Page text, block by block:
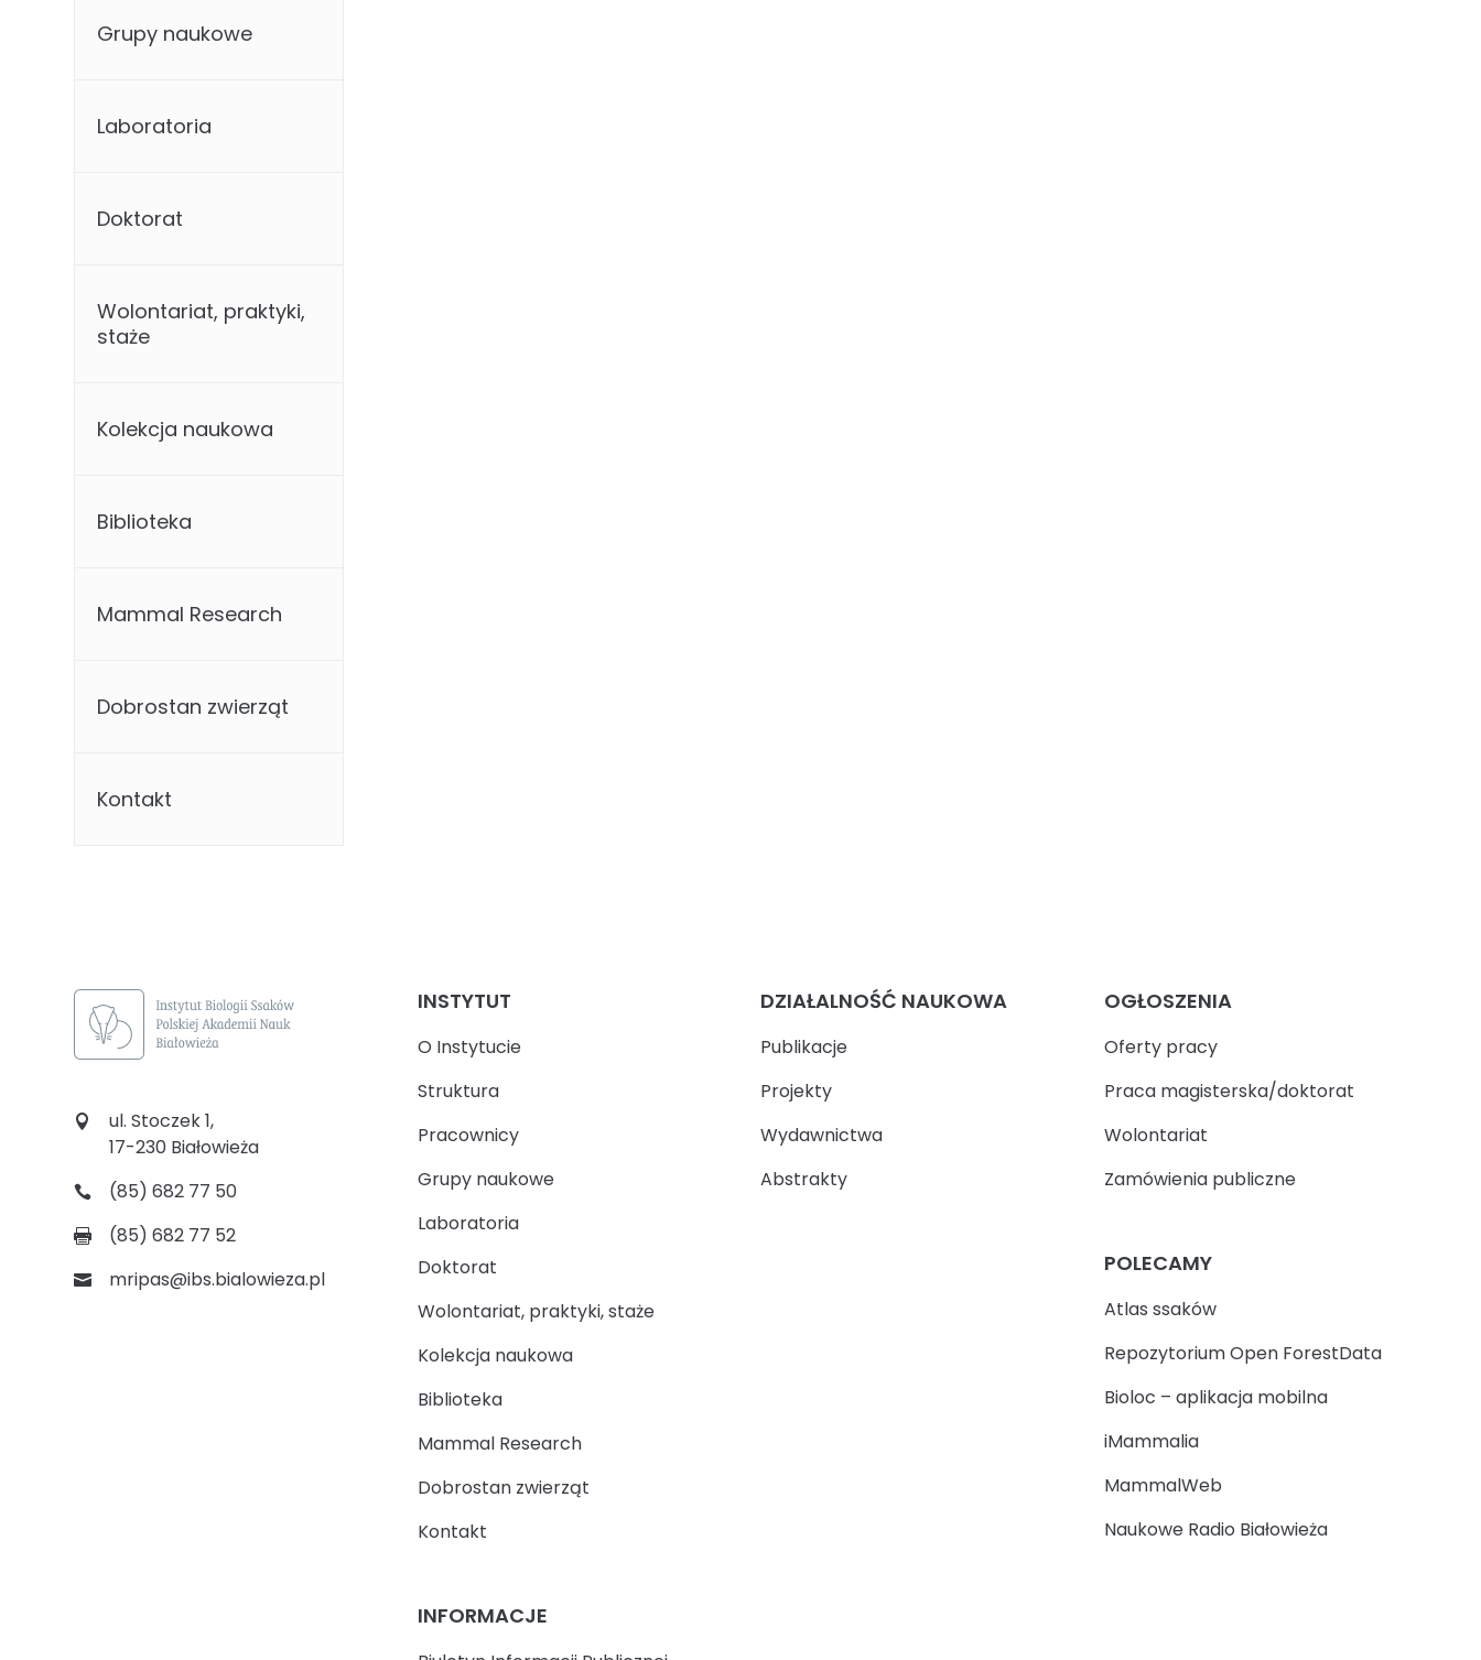
Grupy naukowe
Laboratoria
Doktorat
Wolontariat, praktyki,
staże
Kolekcja naukowa
Biblioteka
Mammal Research
Dobrostan zwierząt
Kontakt
ul. Stoczek 1,
17-230 Białowieża
(85) 682 77 50
(85) 682 77 52
mripas@ibs.bialowieza.pl
INSTYTUT
O Instytucie
Struktura
Pracownicy
Grupy naukowe
Laboratoria
Doktorat
Wolontariat, praktyki, staże
Kolekcja naukowa
Biblioteka
Mammal Research
Dobrostan zwierząt
Kontakt
INFORMACJE
DZIAŁALNOŚĆ NAUKOWA
Publikacje
Projekty
Wydawnictwa
Abstrakty
OGŁOSZENIA
Oferty pracy
Praca magisterska/doktorat
Wolontariat
Zamówienia publiczne
POLECAMY
Atlas ssaków
Repozytorium Open ForestData
Bioloc – aplikacja mobilna
iMammalia
MammalWeb
Naukowe Radio Białowieża